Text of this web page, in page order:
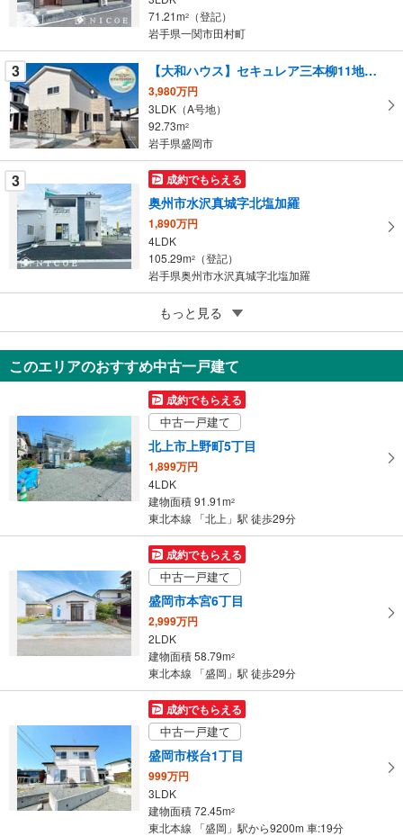
ー
に
保
存
す
る
71.21m2
（登記）
岩手県一関市田村町
3 【大和ハウス】セキュレア三本柳11地割 （分譲住宅）
3,980万円
3LDK（A号地）
92.73m2
岩手県盛岡市
3 成約でもらえる
奥州市水沢真城字北塩加羅
1,890万円
4LDK
105.29m2
（登記）
岩手県奥州市水沢真城字北塩加羅
成約でもらえる
一関市字要害
2,390万円
4LDK
106.1m2（登記）
岩手県一関市字要害
もっと見る
このエリアのおすすめ中古一戸建て
成約でもらえる
中古一戸建て
北上市上野町5丁目
1,899万円
4LDK
建物面積 91.91m2
東北本線 「北上」駅 徒歩29分
成約でもらえる
中古一戸建て
盛岡市本宮6丁目
2,999万円
2LDK
建物面積 58.79m2
東北本線 「盛岡」駅 徒歩29分
成約でもらえる
中古一戸建て
盛岡市桜台1丁目
999万円
3LDK
建物面積 72.45m2
東北本線 「盛岡」駅から9200m 車:19分